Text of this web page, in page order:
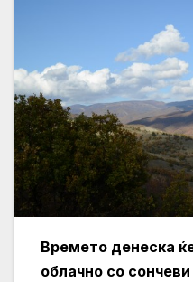
Времето денеска
облачно со